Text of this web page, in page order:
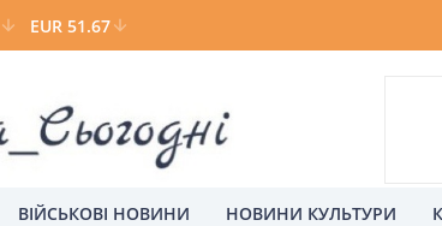
EUR 51.67
ВІЙСЬКОВІ НОВИНИ НОВИНИ КУЛЬТУРИ